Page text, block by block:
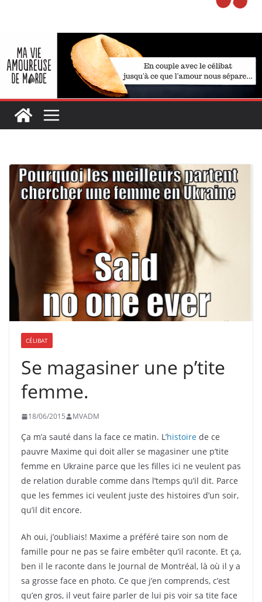
CÉLIBAT
Se magasiner une p’tite
femme.
18/06/2015 MVADM
Ça m’a sauté dans la face ce matin. L’histoire de ce
pauvre Maxime qui doit aller se magasiner une p’tite
femme en Ukraine parce que les filles ici ne veulent pas
de relation durable comme dans l’temps qu’il dit. Parce
que les femmes ici veulent juste des histoires d’un soir,
qu’il dit encore.
Ah oui, j’oubliais! Maxime a préféré taire son nom de
famille pour ne pas se faire embêter qu’il raconte. Et ça,
ben il le raconte dans le Journal de Montréal, là où il y a
sa grosse face en photo. Ce que j’en comprends, c’est
qu’en gros, il veut faire parler de lui pis voir sa tite face